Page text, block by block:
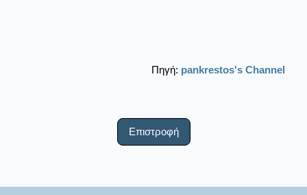
Πηγή: pankrestos's Channel
Επιστροφή